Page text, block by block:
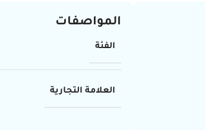
المواصفات
الفئة
العلامة التجارية